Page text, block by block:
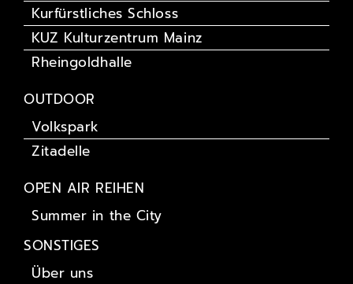
Kurfürstliches Schloss
KUZ Kulturzentrum Mainz
Rheingoldhalle
OUTDOOR
Volkspark
Zitadelle
OPEN AIR REIHEN
Summer in the City
SONSTIGES
Über uns